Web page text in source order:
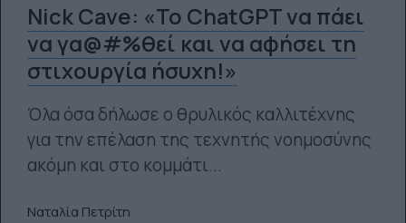
Nick Cave: «Το ChatGPT να πάει
να γα@#%θεί και να αφήσει τη
στιχουργία ήσυχη!»
Όλα όσα δήλωσε ο θρυλικός καλλιτέχνης
για την επέλαση της τεχνητής νοημοσύνης
ακόμη και στο κομμάτι...
Ναταλία Πετρίτη